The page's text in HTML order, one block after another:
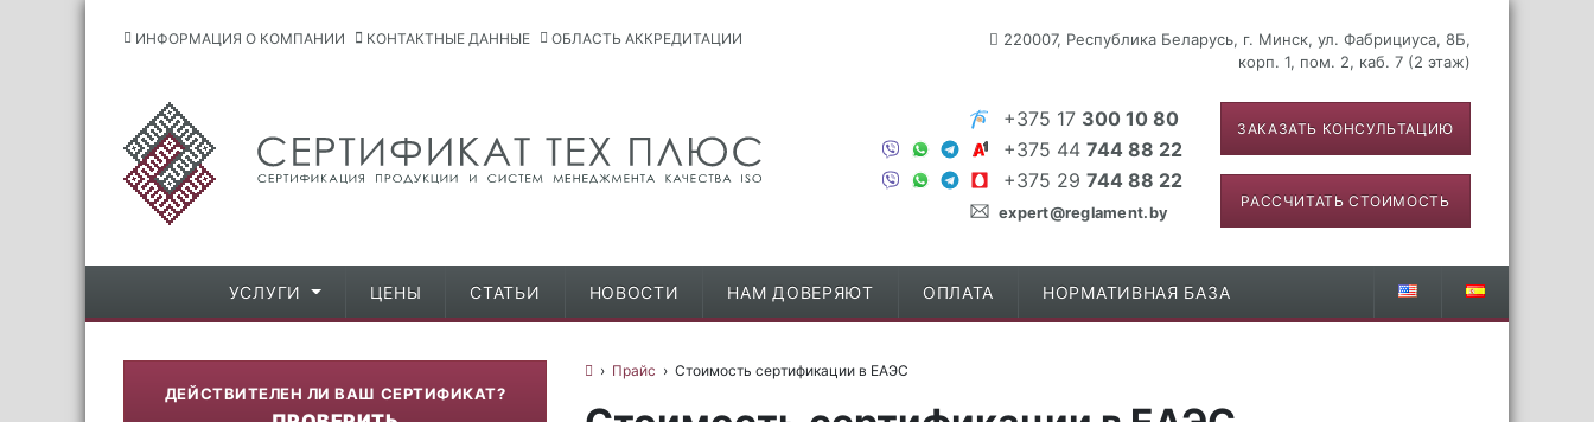
ИНФОРМАЦИЯ О КОМПАНИИ КОНТАКТНЫЕ ДАННЫЕ ОБЛАСТЬ АККРЕДИТАЦИИ
220007, Республика Беларусь, г. Минск, ул. Фабрициуса, 8Б,
корп. 1, пом. 2, каб. 7 (2 этаж)
+375 17 300 10 80
+375 44 744 88 22
+375 29 744 88 22
expert@reglament.by
ЗАКАЗАТЬ КОНСУЛЬТАЦИЮ
РАССЧИТАТЬ СТОИМОСТЬ
УСЛУГИ ЦЕНЫ СТАТЬИ НОВОСТИ НАМ ДОВЕРЯЮТ ОПЛАТА НОРМАТИВНАЯ БАЗА
› Прайс ›Стоимость сертификации в ЕАЭС
ДЕЙСТВИТЕЛЕН ЛИ ВАШ СЕРТИФИКАТ?